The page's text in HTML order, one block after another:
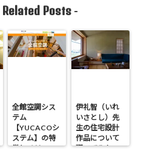
Related Posts-
全館空調シス
テム
【YUCACOシ
ステム】の特
徴とメリッ
伊礼智（いれ
いさとし）先
生の住宅設計
作品について
調べてみた。